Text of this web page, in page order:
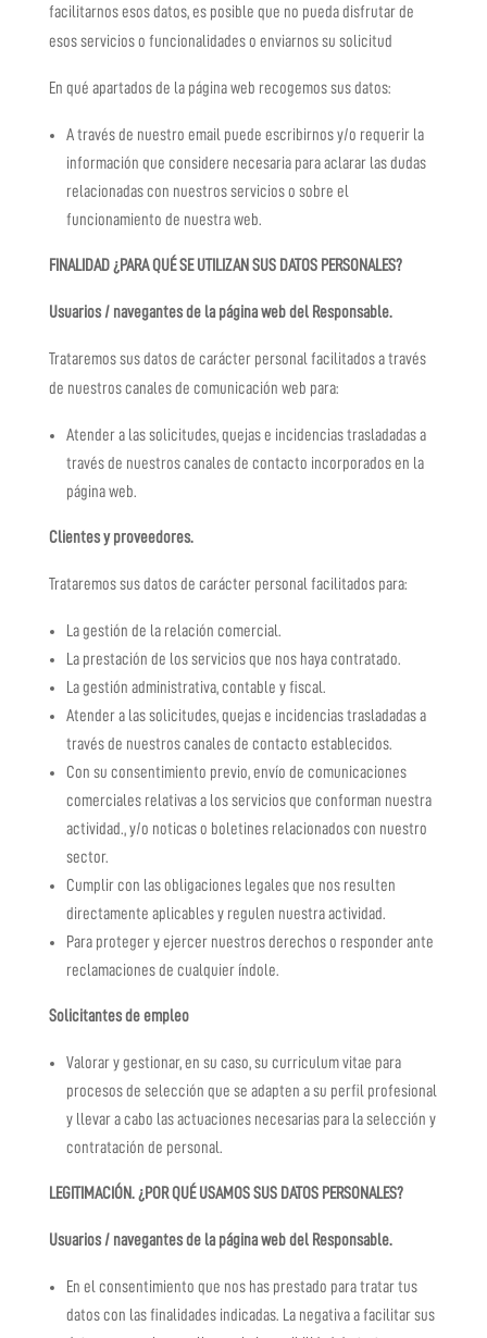
facilitarnos esos datos, es posible que no pueda disfrutar de
esos servicios o funcionalidades o enviarnos su solicitud
En qué apartados de la página web recogemos sus datos:
A través de nuestro email puede escribirnos y/o requerir la
información que considere necesaria para aclarar las dudas
relacionadas con nuestros servicios o sobre el
funcionamiento de nuestra web.
FINALIDAD ¿PARA QUÉ SE UTILIZAN SUS DATOS PERSONALES?
Usuarios / navegantes de la página web del Responsable.
Trataremos sus datos de carácter personal facilitados a través
de nuestros canales de comunicación web para:
Atender a las solicitudes, quejas e incidencias trasladadas a
través de nuestros canales de contacto incorporados en la
página web.
Clientes y proveedores.
Trataremos sus datos de carácter personal facilitados para:
La gestión de la relación comercial.
La prestación de los servicios que nos haya contratado.
La gestión administrativa, contable y fiscal.
Atender a las solicitudes, quejas e incidencias trasladadas a
través de nuestros canales de contacto establecidos.
Con su consentimiento previo, envío de comunicaciones
comerciales relativas a los servicios que conforman nuestra
actividad., y/o noticas o boletines relacionados con nuestro
sector.
Cumplir con las obligaciones legales que nos resulten
directamente aplicables y regulen nuestra actividad.
Para proteger y ejercer nuestros derechos o responder ante
reclamaciones de cualquier índole.
Solicitantes de empleo
Valorar y gestionar, en su caso, su curriculum vitae para
procesos de selección que se adapten a su perfil profesional
y llevar a cabo las actuaciones necesarias para la selección y
contratación de personal.
LEGITIMACIÓN. ¿POR QUÉ USAMOS SUS DATOS PERSONALES?
Usuarios / navegantes de la página web del Responsable.
En el consentimiento que nos has prestado para tratar tus
datos con las finalidades indicadas. La negativa a facilitar sus